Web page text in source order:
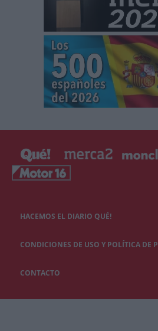
HACEMOS EL DIARIO QUÉ!
CONDICIONES DE USO Y POLÍTICA DE
CONTACTO